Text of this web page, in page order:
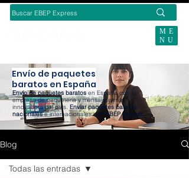
ME
NU
Envío de paquetes
baratos en España
Envío de paquetes baratos en España con la
empresa de paquetería y mensajería más
innovadora del país. Enviar paquetes baratos
nacionalese internacionales con EBEP Express.
Blog
Todas las entradas